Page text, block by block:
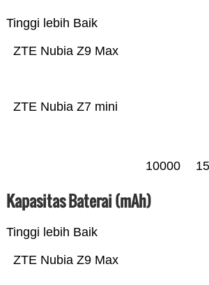
Tinggi lebih Baik
ZTE Nubia Z7 mini
ZTE Nubia Z9 Max
10000
Kapasitas Baterai (mAh)
Tinggi lebih Baik
ZTE Nubia Z9 Max